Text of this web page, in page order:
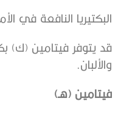
البكتيريا النافعة في
قد يتوفر فيتامين (ك)
والألبان.
فيتامين (هـ)